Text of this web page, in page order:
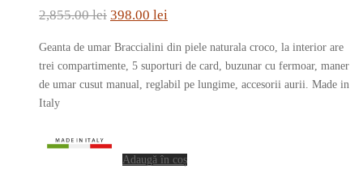
2,855.00lei Prețul
fost:
398.00 lei
este:
398.00 lei.
Geanta de umar Braccialini din piele naturala croco, la interior are
trei compartimente, 5 suporturi de card, buzunar cu fermoar, maner
de umar cusut manual, reglabil pe lungime, accesorii aurii. Made in
Italy
Adaugă în coș